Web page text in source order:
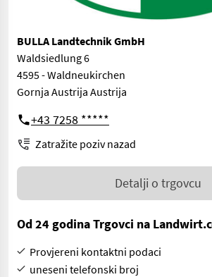
BULLA Landtechnik GmbH
Waldsiedlung 6
4595 - Waldneukirchen
Gornja Austrija Austrija
+43 7258 *****
Zatražite poziv nazad
Detalji o trgovcu
Od 24 godina Trgovci na
Provjereni kontaktni podaci
uneseni telefonski broj